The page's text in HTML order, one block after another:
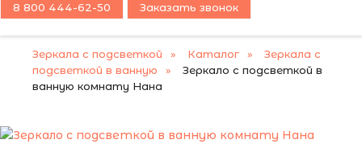
8 800 444-62-50 Заказать звонок
Зеркала с подсветкой Каталог
Зеркала с
подсветкой в ванную
Зеркало с подсветкой в
ванную комнату Нана